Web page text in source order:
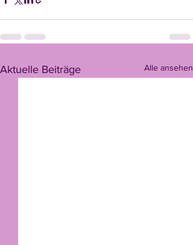
Aktuelle Beiträge Alle ansehen